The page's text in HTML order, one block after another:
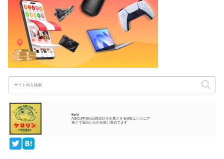
kero
ASIC,FPGA,回路設計を生業とするHWエンジニア
安くて面白いものを追い求めてます